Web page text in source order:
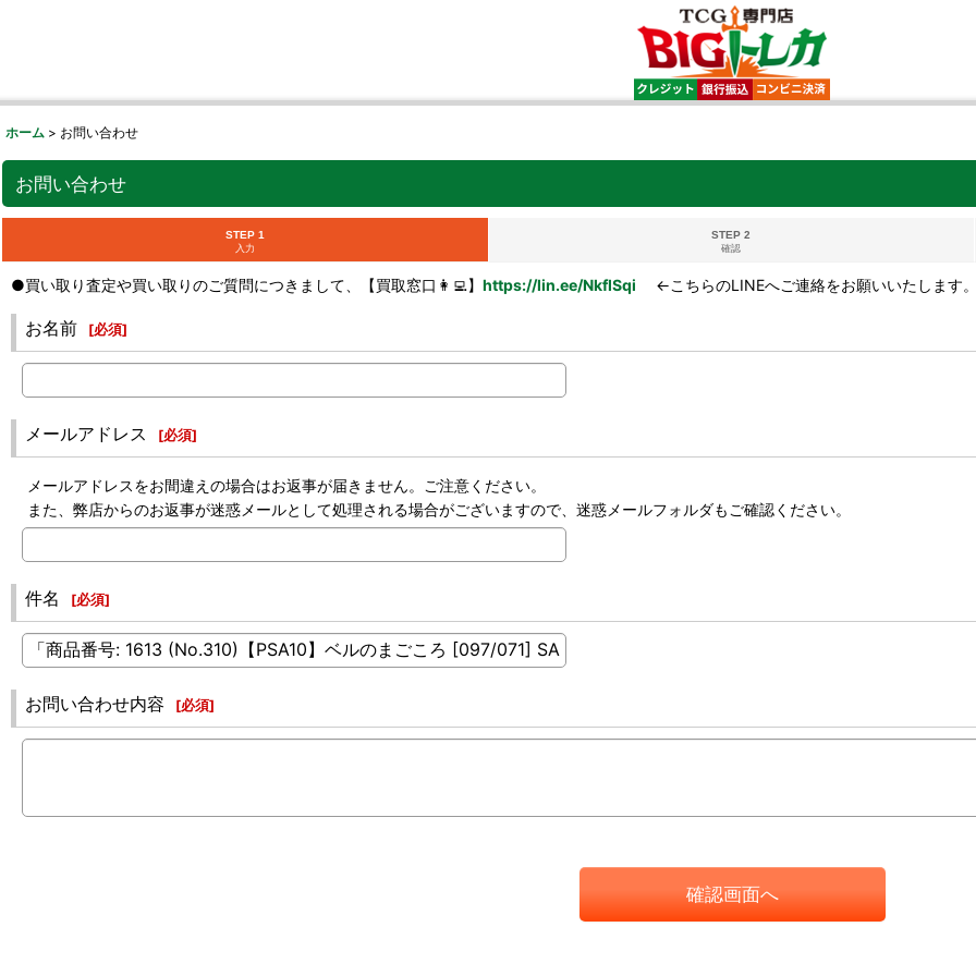
ホーム > お問い合わせ
お問い合わせ
STEP 1
入力
STEP 2
確認
●買い取り査定や買い取りのご質問につきまして、【買取窓口👩‍💻】 https://lin.ee/NkflSqi ←こちらのLINEへご連絡をお願いいたします。
お名前 [必須]
メールアドレス [必須]
メールアドレスをお間違えの場合はお返事が届きません。ご注意ください。
また、弊店からのお返事が迷惑メールとして処理される場合がございますので、迷惑メールフォルダもご確認ください。
件名 [必須]
お問い合わせ内容 [必須]
確認画面へ